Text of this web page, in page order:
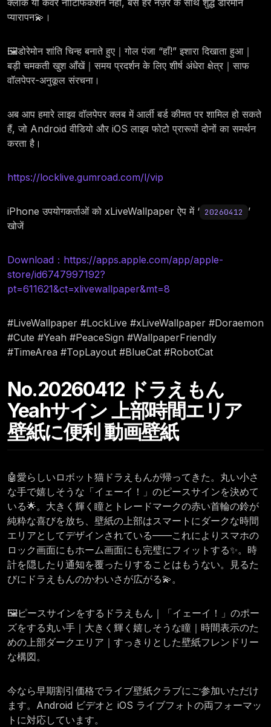
क्लॉक या कवर नोटिफिकेशन नहीं, बस हर नज़र के साथ शुद्ध डोरेमोन
प्यारापन💫।
🖼️डोरेमोन शांति चिन्ह बनाते हुए｜गोल पंजा “हाँ!” इशारा दिखाता हुआ｜
बड़ी चमकती खुश आँखें｜समय प्रदर्शन के लिए शीर्ष अंधेरा क्षेत्र｜साफ
वॉलपेपर-अनुकूल संरचना।
अब आप हमारे लाइव वॉलपेपर क्लब में आर्ली बर्ड कीमत पर शामिल हो सकते
हैं, जो Android वीडियो और iOS लाइव फोटो प्रारूपों दोनों का समर्थन
करता है।
https://locklive.gumroad.com/l/vip
iPhone उपयोगकर्ताओं को xLiveWallpaper ऐप में ‘ 20260412
’
खोजें
Download：https://apps.apple.com/app/apple-
store/id6747997192?
pt=611621&ct=xlivewallpaper&mt=8
#LiveWallpaper #LockLive #xLiveWallpaper #Doraemon
#Cute #Yeah #PeaceSign #WallpaperFriendly
#TimeArea #TopLayout #BlueCat #RobotCat
No.20260412 ドラえもん
Yeahサイン 上部時間エリア
壁紙に便利 動画壁紙
🤖愛らしいロボット猫ドラえもんが帰ってきた。丸い小さ
な手で嬉しそうな「イェーイ！」のピースサインを決めて
いる🌟。大きく輝く瞳とトレードマークの赤い首輪の鈴が
純粋な喜びを放ち、壁紙の上部はスマートにダークな時間
エリアとしてデザインされている——これによりスマホの
ロック画面にもホーム画面にも完璧にフィットする✨。時
計を隠したり通知を覆ったりすることはもうない。見るた
びにドラえもんのかわいさが広がる💫。
🖼️ピースサインをするドラえもん｜「イェーイ！」のポー
ズをする丸い手｜大きく輝く嬉しそうな瞳｜時間表示のた
めの上部ダークエリア｜すっきりとした壁紙フレンドリー
な構図。
今なら早期割引価格でライブ壁紙クラブにご参加いただけ
ます。Android ビデオと iOS ライブフォトの両フォーマッ
トに対応しています。